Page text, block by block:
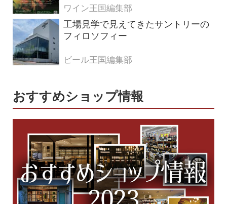
（2026年6月28日応募締め切り）
ワイン王国編集部
工場見学で見えてきたサントリーの
フィロソフィー
ビール王国編集部
おすすめショップ情報